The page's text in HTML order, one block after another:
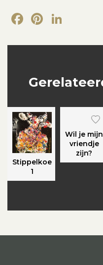
Facebook
Stippelkoe
1
Wil je mijn
vriendje
zijn?